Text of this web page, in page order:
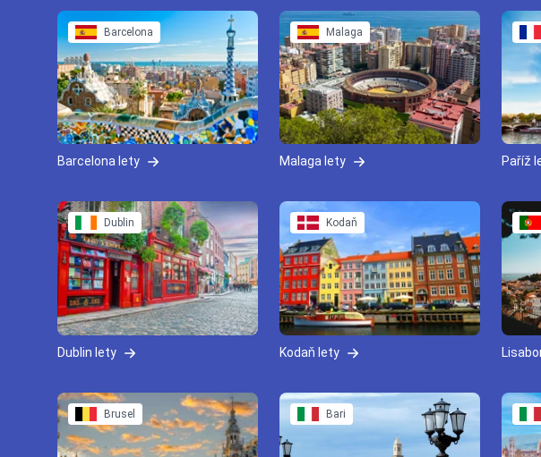
Barcelona
Barcelona lety
Malaga
Malaga lety Paříž
Dublin
Dublin lety
Kodaň
Kodaň lety
Brusel Bari